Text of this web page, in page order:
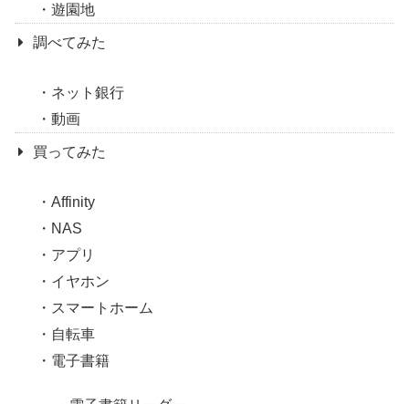
遊園地
調べてみた
ネット銀行
動画
買ってみた
Affinity
NAS
アプリ
イヤホン
スマートホーム
自転車
電子書籍